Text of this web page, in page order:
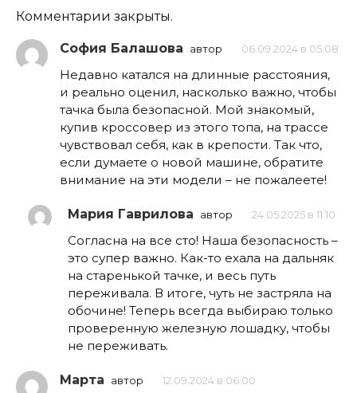
Комментарии закрыты.
София Балашова автор 06.09.2024 в 05:08
Недавно катался на длинные расстояния,
и реально оценил, насколько важно, чтобы
тачка была безопасной. Мой знакомый,
купив кроссовер из этого топа, на трассе
чувствовал себя, как в крепости. Так что,
если думаете о новой машине, обратите
внимание на эти модели – не пожалеете!
Мария Гаврилова автор 24.05.2025 в 11:10
Согласна на все сто! Наша безопасность –
это супер важно. Как-то ехала на дальняк
на старенькой тачке, и весь путь
переживала. В итоге, чуть не застряла на
обочине! Теперь всегда выбираю только
проверенную железную лошадку, чтобы
не переживать.
Марта автор 12.09.2024 в 06:00